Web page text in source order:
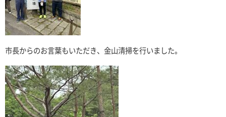
市長からのお言葉もいただき、金山清掃を行いました。